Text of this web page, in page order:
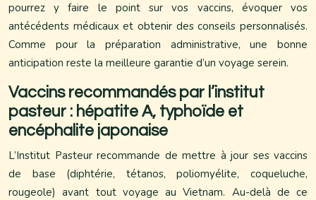
pourrez y faire le point sur vos vaccins, évoquer vos
antécédents médicaux et obtenir des conseils personnalisés.
Comme pour la préparation administrative, une bonne
anticipation reste la meilleure garantie d’un voyage serein.
Vaccins recommandés par l’institut
pasteur : hépatite A, typhoïde et
encéphalite japonaise
L’Institut Pasteur recommande de mettre à jour ses vaccins
de base (diphtérie, tétanos, poliomyélite, coqueluche,
rougeole) avant tout voyage au Vietnam. Au-delà de ce